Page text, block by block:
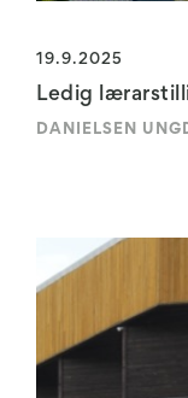
19.9.2025
Ledig
DANIELSEN